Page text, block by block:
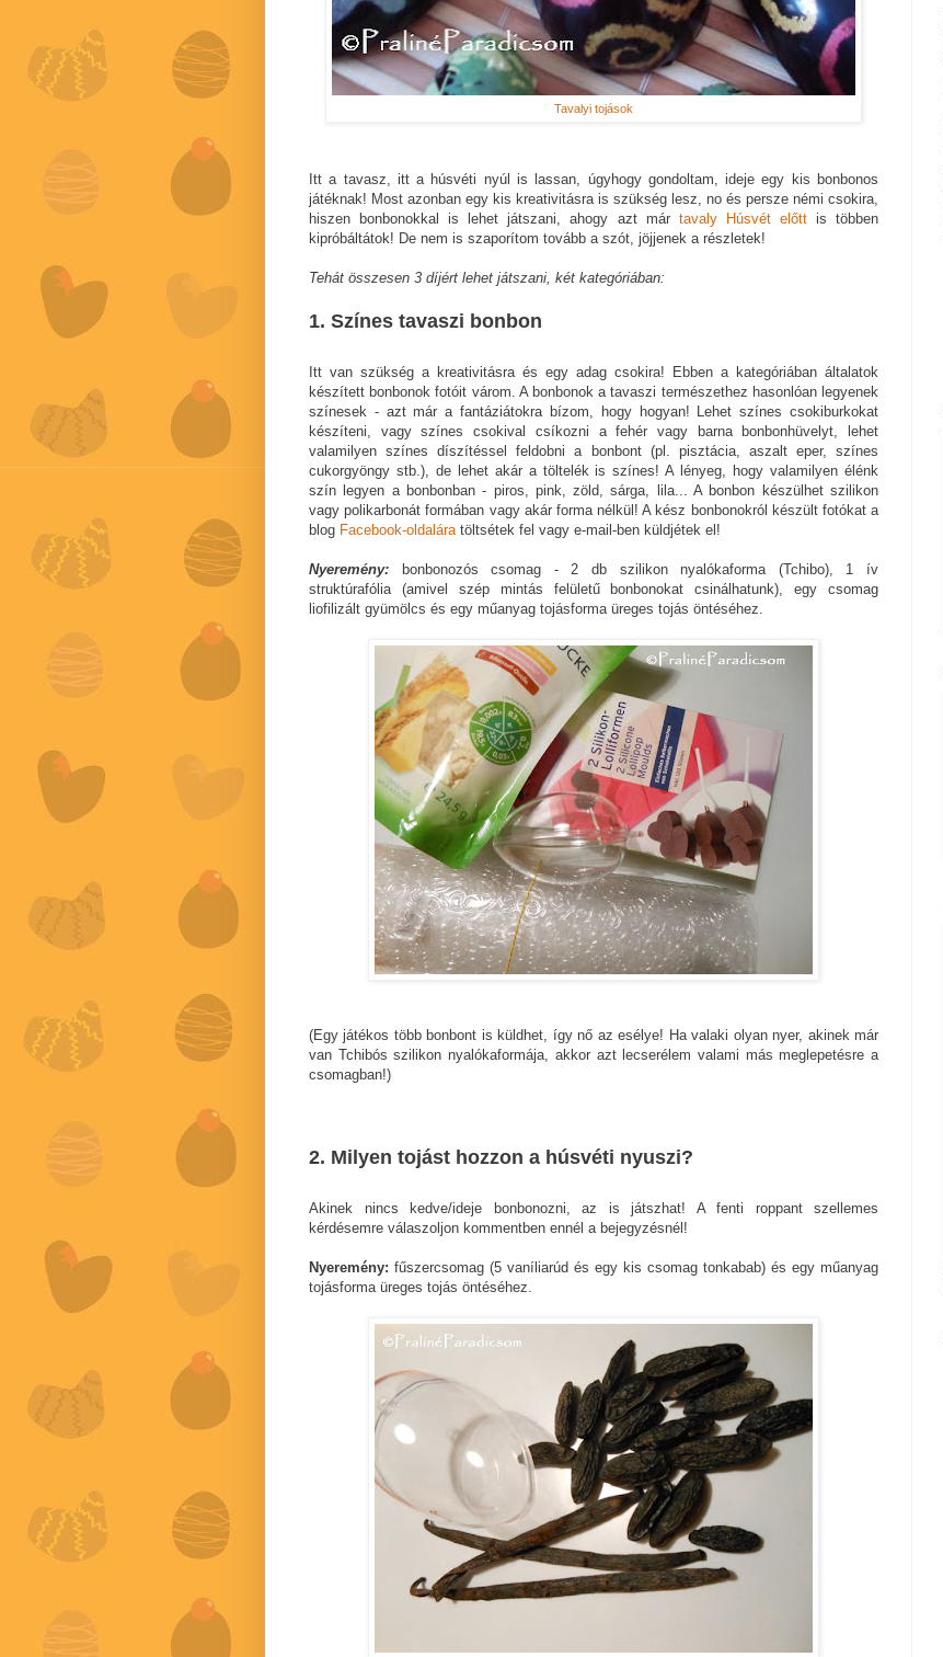
Tavalyi tojások
Itt a tavasz, itt a húsvéti nyúl is lassan, úgyhogy gondoltam, ideje egy kis bonbonos
játéknak! Most azonban egy kis kreativitásra is szükség lesz, no és persze némi csokira,
hiszen bonbonokkal is lehet játszani, ahogy azt már tavaly Húsvét előttis többen
kipróbáltátok! De nem is szaporítom tovább a szót, jöjjenek a részletek!
Tehát összesen 3 díjért lehet játszani, két kategóriában:
1. Színes tavaszi bonbon
Itt van szükség a kreativitásra és egy adag csokira! Ebben a kategóriában általatok
készített bonbonok fotóit várom. A bonbonok a tavaszi természethez hasonlóan legyenek
színesek - azt már a fantáziátokra bízom, hogy hogyan! Lehet színes csokiburkokat
készíteni, vagy színes csokival csíkozni a fehér vagy barna bonbonhüvelyt, lehet
valamilyen színes díszítéssel feldobni a bonbont (pl. pisztácia, aszalt eper, színes
cukorgyöngy stb.), de lehet akár a töltelék is színes! A lényeg, hogy valamilyen élénk
szín legyen a bonbonban - piros, pink, zöld, sárga, lila... A bonbon készülhet szilikon
vagy polikarbonát formában vagy akár forma nélkül! A kész bonbonokról készült fotókat a
blog Facebook-oldaláratöltsétek fel vagy e-mail-ben küldjétek el!
Nyeremény:
bonbonozós csomag - 2 db szilikon nyalókaforma (Tchibo), 1 ív
struktúrafólia (amivel szép mintás felületű bonbonokat csinálhatunk), egy csomag
liofilizált gyümölcs és egy műanyag tojásforma üreges tojás öntéséhez.
(Egy játékos több bonbont is küldhet, így nő az esélye! Ha valaki olyan nyer, akinek már
van Tchibós szilikon nyalókaformája, akkor azt lecserélem valami más meglepetésre a
csomagban!)
2. Milyen tojást hozzon a húsvéti nyuszi?
Akinek nincs kedve/ideje bonbonozni, az is játszhat! A fenti roppant szellemes
kérdésemre válaszoljon kommentben ennél a bejegyzésnél!
Nyeremény: fűszercsomag (5 vaníliarúd és egy kis csomag tonkabab) és egy műanyag
tojásforma üreges tojás öntéséhez.